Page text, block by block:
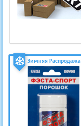
Зимняя Распродажа